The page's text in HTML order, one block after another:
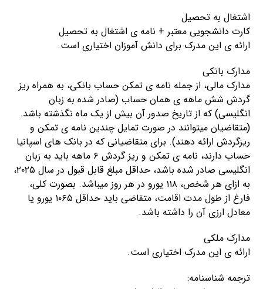
اشتغال به تحصیل
کارت دانشجویی معتبر + نامه ی اشتغال به تحصیل
ارائه ی این مدرک برای دانش آموزان اختیاری است.
مدارک بانکی
مدارک مالی، از جمله نامه ی تمکن حساب بانکی، به همراه ریز
گردش شش ماهه ی همان حساب (صادر شده به زبان
انگلیسی) که از تاریخ صدور آن بیش از یک ماه نگذشته باشد.
(متقاضیان میتوانند در صورت تمایل چندین نامه ی تمکن و
ریزگردش ارائه دهند). برای متقاضیانی که در بانک های اسپانیا
حساب دارند، نامه ی تمکن و ریز گردش ۶ ماهه باید به زبان
انگلیسی صادر شده باشد، حداقل مبلغ قابل قبول در سال ۲۰۲۵،
به ازای هر شخص، ۱۱۸ یورو در هر روز میباشد. بصورت کلی،
فارغ از طول مدت اقامت، متقاضی باید حداقل ۱۰۶۵ یورو یا
معادل ارزی آن را داشته باشد.
مدارک ملکی
ارائه ی این مدرک اختیاری است.
ترجمه شناسنامه: